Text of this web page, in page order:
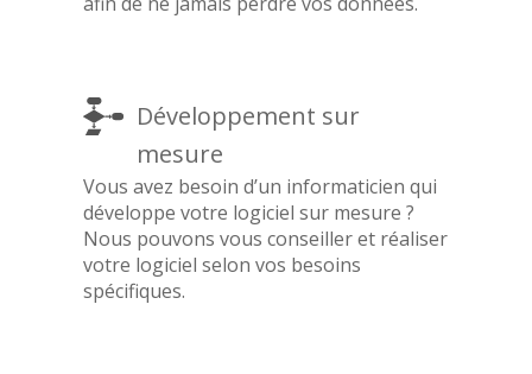
Développement sur
mesure
Vous avez besoin d’un informaticien qui
développe votre logiciel sur mesure ?
Nous pouvons vous conseiller et réaliser
votre logiciel selon vos besoins
spécifiques.